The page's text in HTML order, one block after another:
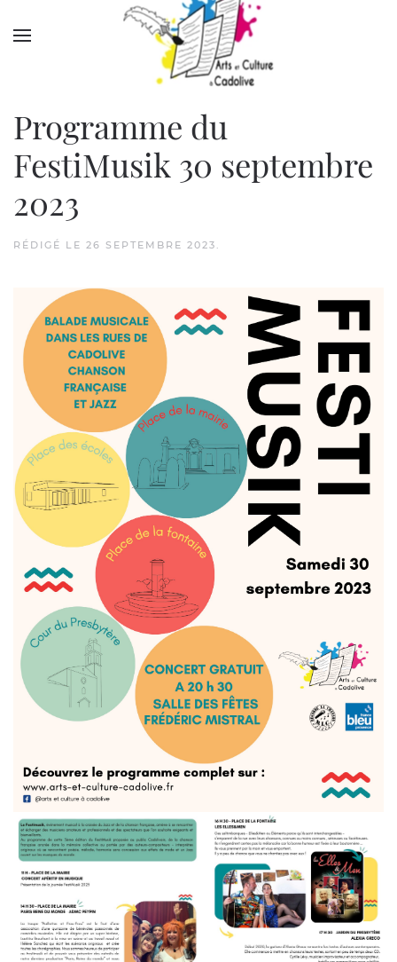
Accéder au contenu principal
Programme du
FestiMusik 30 septembre
2023
RÉDIGÉ LE 26 SEPTEMBRE 2023 .